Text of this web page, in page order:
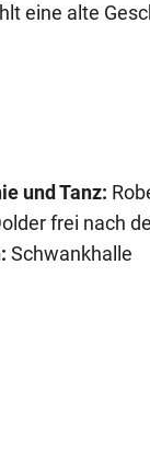
eine alte
und Tanz:
frei nach
Schwankhalle